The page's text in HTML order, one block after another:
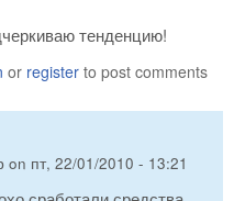
тенденцию!
or register to post comments
on пт, 22/01/2010 - 13:21